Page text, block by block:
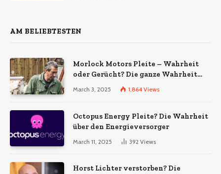
AM BELIEBTESTEN
Morlock Motors Pleite – Wahrheit
oder Gerücht? Die ganze Wahrheit
über das Unternehmen
March 3, 2025 1,864 Views
Octopus Energy Pleite? Die Wahrheit
über den Energieversorger
March 11, 2025 392 Views
Horst Lichter verstorben? Die